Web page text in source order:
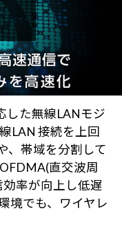
した無線LANモジ
LAN 接続を上回
、帯域を分割して
直交波周
率が向上し低遅
境でも、ワイヤレ